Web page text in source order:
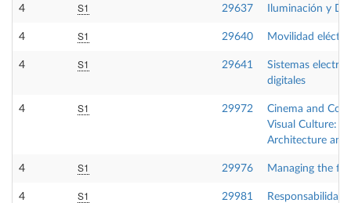
4 S1 29637 Iluminación y
4 S1 29640 Movilidad
4 S1 29641
Sistemas
digitales
4 S1 29972
Cinema and
Visual Culture:
Architecture and
4 S1 29976 Managing the
4 S1 29981
Responsabilidad